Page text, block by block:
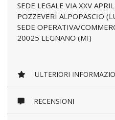
SEDE LEGALE VIA XXV
POZZEVERI ALPOPASCIO
SEDE OPERATIVA/
20025 LEGNANO (MI)
ULTERIORI
RECENSIONI